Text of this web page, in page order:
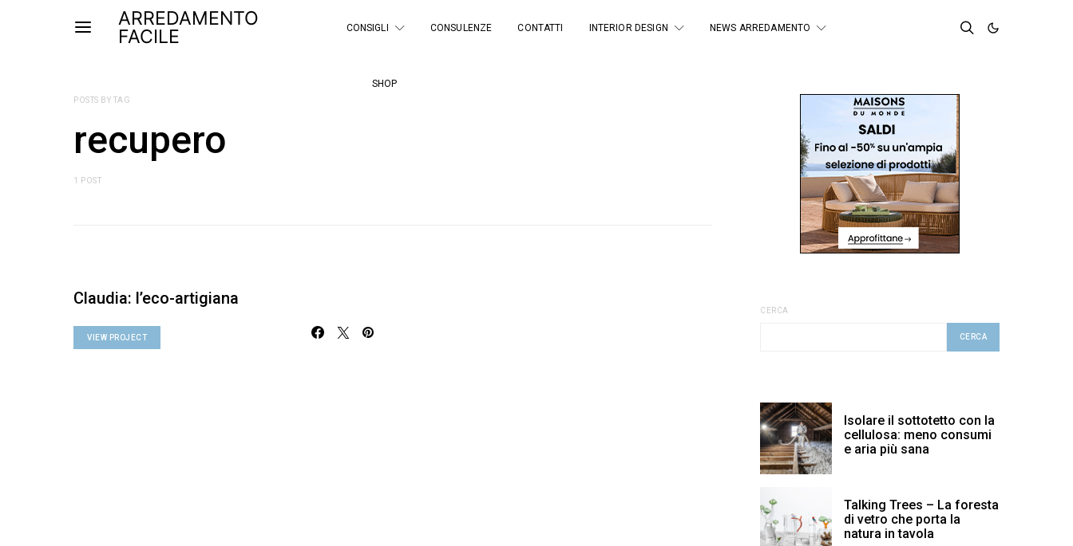
ARREDAMENTO
FACILE
CONSIGLI CONSULENZE CONTATTI INTERIOR DESIGN NEWS ARREDAMENTO
SHOP
POSTS BY TAG
recupero
1 POST
Claudia: l’eco-artigiana
VIEW PROJECT
CERCA
CERCA
Isolare il sottotetto con la
cellulosa: meno consumi
e aria più sana
Talking Trees – La foresta
di vetro che porta la
natura in tavola